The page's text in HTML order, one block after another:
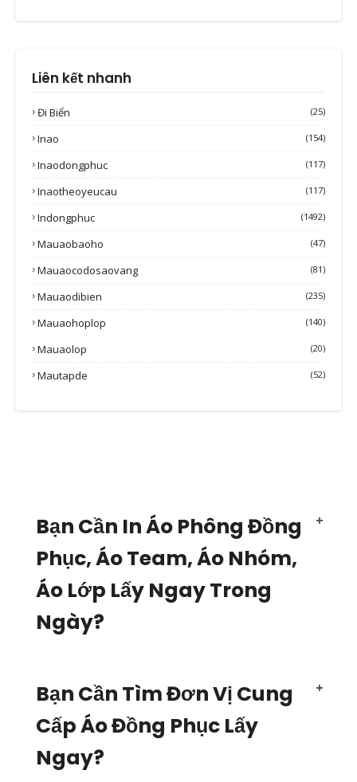
Liên kết nhanh
Đi Biển (25)
Inao (154)
Inaodongphuc (117)
Inaotheoyeucau (117)
Indongphuc (1492)
Mauaobaoho (47)
Mauaocodosaovang (81)
Mauaodibien (235)
Mauaohoplop (140)
Mauaolop (20)
Mautapde (52)
Bạn Cần In Áo Phông Đồng
Phục, Áo Team, Áo Nhóm,
Áo Lớp Lấy Ngay Trong
Ngày?
Bạn Cần Tìm Đơn Vị Cung
Cấp Áo Đồng Phục Lấy
Ngay?